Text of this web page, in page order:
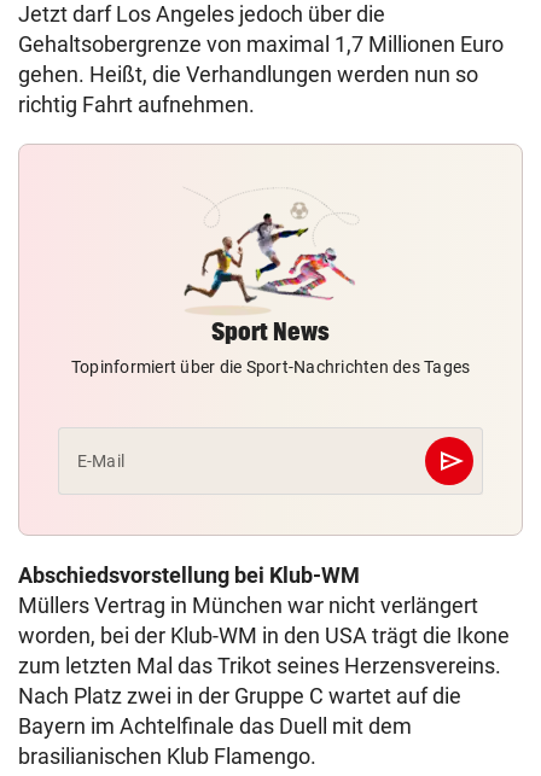
Jetzt darf Los Angeles jedoch über die
Gehaltsobergrenze von maximal 1,7 Millionen Euro
gehen. Heißt, die Verhandlungen werden nun so
richtig Fahrt aufnehmen.
Sport News
Topinformiert über die Sport-Nachrichten des Tages
E-Mail send
Abschicken
Abschiedsvorstellung bei Klub-WM
Müllers Vertrag in München war nicht verlängert
worden, bei der Klub-WM in den USA trägt die Ikone
zum letzten Mal das Trikot seines Herzensvereins.
Nach Platz zwei in der Gruppe C wartet auf die
Bayern im Achtelfinale das Duell mit dem
brasilianischen Klub Flamengo.